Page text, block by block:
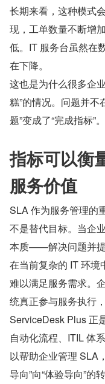
长期来看，这种模式
现，工单数量不断增
低。IT 服务台虽然在
在下降。
这也是为什么很多企
糕”的情况。问题并不
题”变成了“完成指标”。
指标可以衡
服务价值
SLA 作为服务管理的
不是替代目标。当企
本质——解决问题并提
在当前复杂的 IT 环
难以满足服务需求。
统真正参与服务执行
ServiceDesk Plus 正
自动化流程、ITIL 体
以帮助企业管理 SLA
导向”向“体验导向”的转